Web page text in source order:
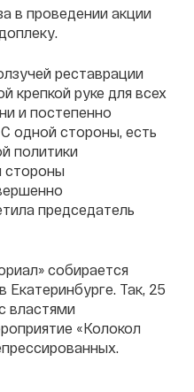
в проведении акции
реставрации
крепкой руке для всех
и постепенно
одной стороны, есть
политики
стороны
председатель
собирается
Екатеринбурге. Так, 25
властями
«Колокол